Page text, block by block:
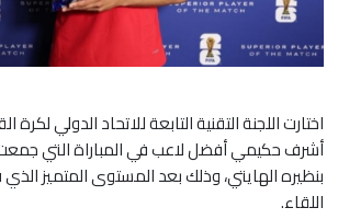
اختارت اللجنة التقنية التابعة للاتحاد الدولي
أشرف حكيمي أفضل لاعب في المباراة التي
بنظيره الهايتي، وذلك بعد المستوى المتميز
اللقاء.